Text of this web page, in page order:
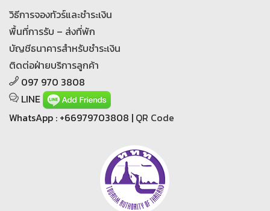
วิธีการจองทัวร์และชำระเงิน
พื้นที่การรับ – ส่งที่พัก
บัญชีธนาคารสำหรับชำระเงิน
ติดต่อฝ่ายบริการลูกค้า
097 970 3808
LINE
WhatsApp : +66979703808 | QR Code